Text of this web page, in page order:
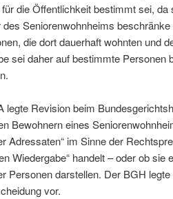
die Öffentlichkeit bestimmt sei,
des Seniorenwohnheims
die dort dauerhaft wohnten und
sei daher auf bestimmte Personen
legte Revision beim
Bewohnern eines
Adressaten“ im Sinne der
Wiedergabe“ handelt – oder ob
Personen darstellen. Der BGH
vor.